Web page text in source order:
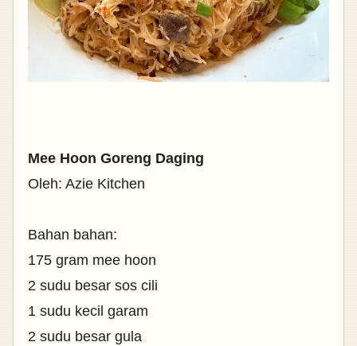
Mee Hoon Goreng Daging
Oleh: Azie Kitchen
Bahan bahan:
175 gram mee hoon
2 sudu besar sos cili
1 sudu kecil garam
2 sudu besar gula